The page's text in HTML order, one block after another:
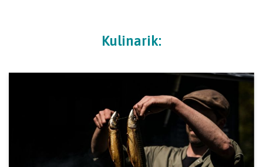
Kulinarik: